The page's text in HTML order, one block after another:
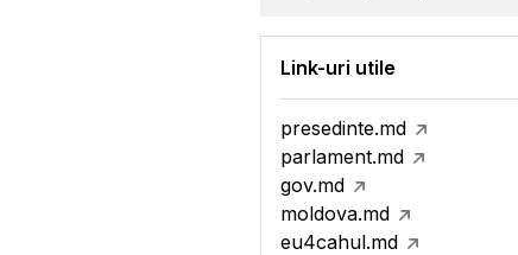
Link-uri utile
presedinte.md
parlament.md
gov.md
moldova.md
eu4cahul.md